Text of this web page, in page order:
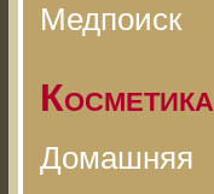
Медпоиск
Косметика
Домашняя